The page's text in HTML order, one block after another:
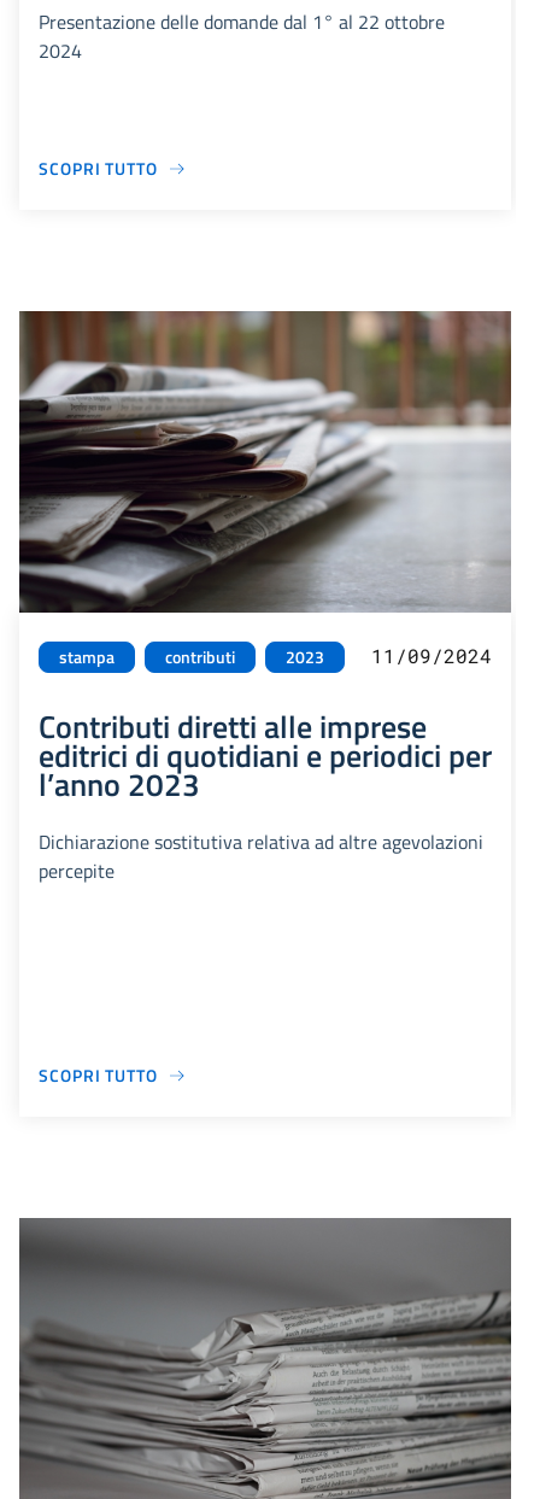
Presentazione delle domande dal 1° al 22 ottobre
2024
SCOPRI TUTTO
stampa contributi 2023 11/09/2024
Contributi diretti alle imprese
editrici di quotidiani e periodici per
l’anno 2023
Dichiarazione sostitutiva relativa ad altre agevolazioni
percepite
SCOPRI TUTTO